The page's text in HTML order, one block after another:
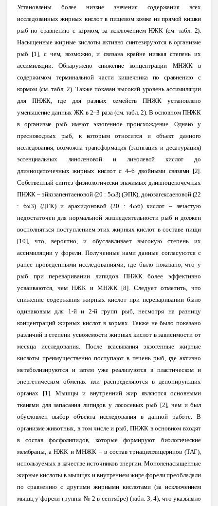
Установлены более низкие значения содержания всех
исследованных жирных кислот в пищевом комке из прямой кишки
рыб по сравнению с кормом, за исключением НЖК (см. табл. 2).
Насыщенные жирные кислоты активно синтезируются в организме
рыб [1], с чем, возможно, и связана крайне низкая степень их
ассимиляции. Обнаружено снижение концентрации МНЖК в
содержимом терминальной части кишечника по сравнению с
кормом (см. табл. 2). Также показан высокий уровень ассимиляции
для ПНЖК, где для разных семейств ПНЖК установлено
уменьшение данных ЖК в 2–3 раза (см. табл. 2). В основном ПНЖК
в организме рыб имеютэкзогенное происхождение. Однако у
пресноводных рыб, к которым относится и объект данного
исследования, возможна трансформация (элонгация и десатурация)
эссенциальных линоленовойи линолевой кислот до
длинноцепочечных жирных кислот с 4–6 двойными связями [2].
Собственный синтез физиологически значимых длинноцепочечных
ПНЖК – эйкозапентаеновой (20 : 5ω3) (ЭПК), докозагексаеновой (22
:
6ω3) (ДГК) и арахидоновой (20 :
4ω6) кислот – зачастую
недостаточен для нормальной жизнедеятельности рыб и должен
восполняться поступлением этих жирных кислот в составе пищи
[10], что, вероятно, и обуславливает высокую степень их
ассимиляции у форели. Полученные нами данные согласуются с
ранее проведенными исследованиями, где было показано, что у
рыб при переваривании липидов ПНЖК более эффективно
усваиваются, чем НЖК и МНЖК [8]. Следует отметить, что
снижение содержания жирных кислот при переваривании было
одинаковым для 1-й и 2-й групп рыб, несмотря на разницу
концентраций жирных кислот в кормах. Также не было показано
различий в степени усвояемости жирных кислот в зависимости от
месяца исследования.После всасывания экзогенные жирные
кислоты преимущественно поступают в печень рыб, где активно
метаболизируются и затем уже реализуются в пластическом и
энергетическом обменах или распределяются в депонирующих
органах [1]. Мышцы и внутренний жир являются основными
тканями для запасания липидов у лососевых рыб [2], чем и был
обусловлен выбор объекта исследования в данной работе. В
организме животных, в том числе и рыб, ПНЖК в основном входят
в состав фосфолипидов, которые формируют биологические
мембраны, а НЖК и МНЖК – в состав триацилглицеринов (ТАГ),
используемых в качестве источников энергии. Мононенасыщенные
жирные кислоты в мышцах и внутреннем жире форели преобладали
по сравнению с другими жирными кислотами (за исключением
мышц у форели группы № 2 в сентябре) (табл. 3, 4), что указывало